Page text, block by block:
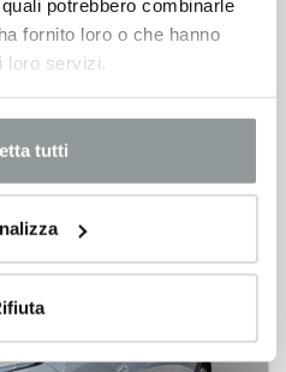
potrebbero combinarle
fornito loro o che hanno
loro servizi.
tutti
ELETTRICO NISSAN